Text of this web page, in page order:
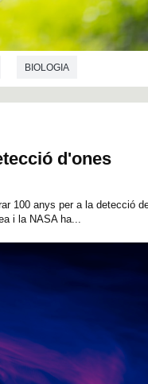
BIOLOGIA
d'ones
100 anys per a la detecció
i la NASA ha...